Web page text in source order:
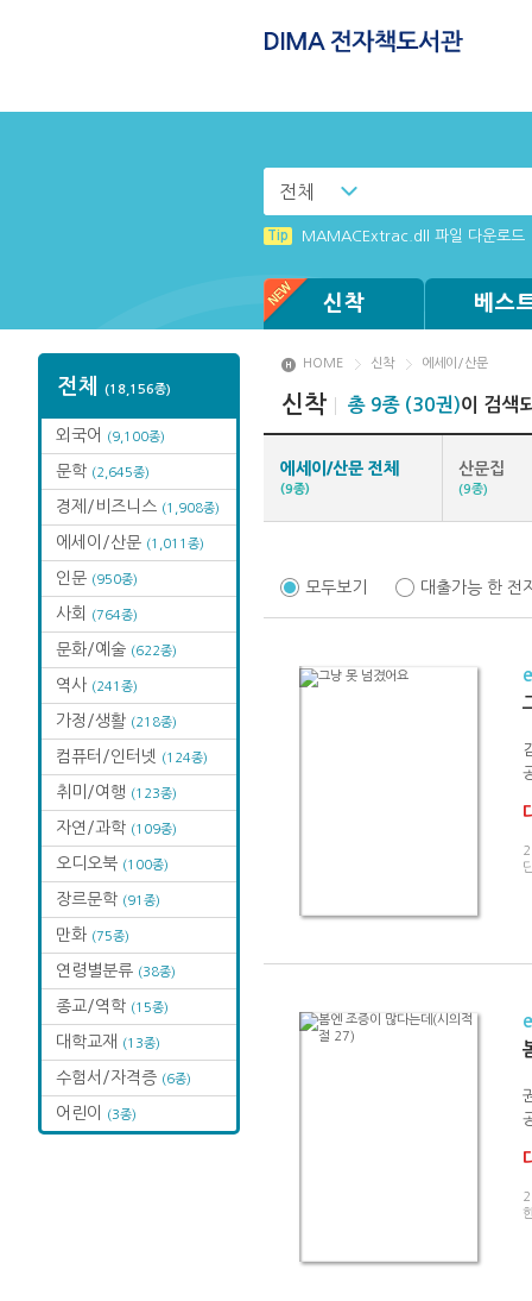
전체
Tip
신착 베스
전체 (18,156종)
외국어 (9,100종)
문학 (2,645종)
경제/비즈니스 (1,908종)
에세이/산문 (1,011종)
인문 (950종)
사회 (764종)
문화/예술 (622종)
역사 (241종)
가정/생활 (218종)
컴퓨터/인터넷 (124종)
취미/여행 (123종)
자연/과학 (109종)
오디오북 (100종)
장르문학 (91종)
만화 (75종)
연령별분류 (38종)
종교/역학 (15종)
대학교재 (13종)
수험서/자격증 (6종)
어린이 (3종)
HOME 신착 에세이/산문
신착 총 9종 (30권)이 검색
에세이/산문 전체
(9종)
산문집
(9종)
모두보기 대출가능 한 전